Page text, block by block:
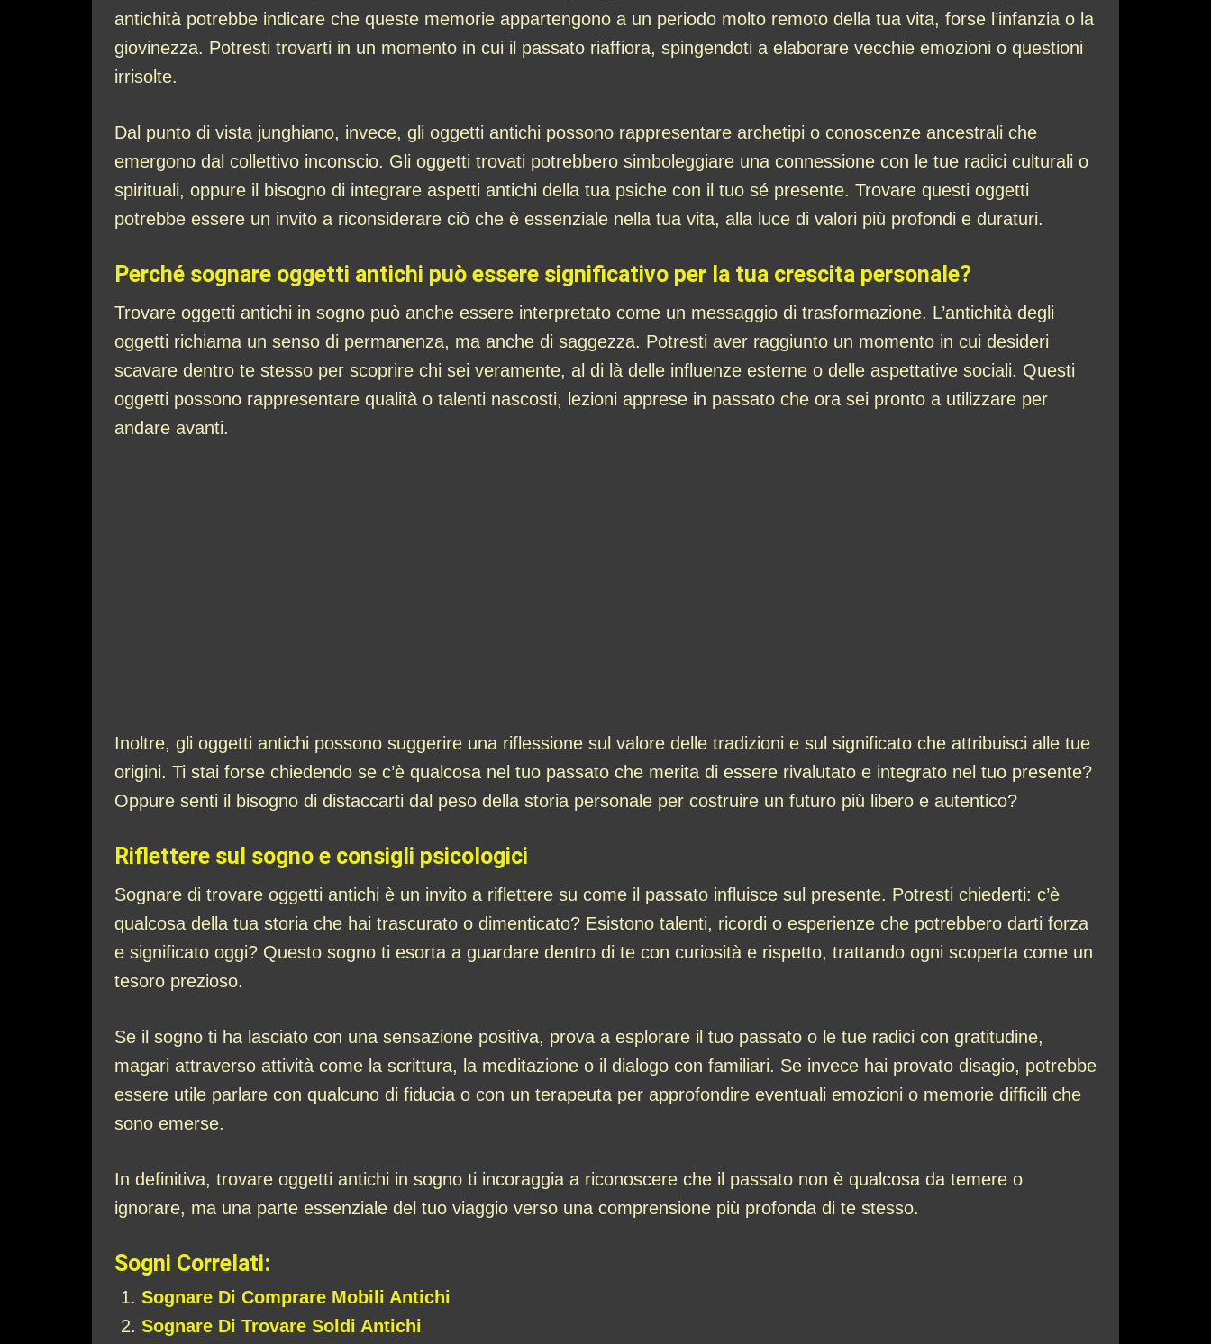
antichità potrebbe indicare che queste memorie appartengono a un periodo molto remoto della tua vita, forse l’infanzia o la
giovinezza. Potresti trovarti in un momento in cui il passato riaffiora, spingendoti a elaborare vecchie emozioni o questioni
irrisolte.
Dal punto di vista junghiano, invece, gli oggetti antichi possono rappresentare archetipi o conoscenze ancestrali che
emergono dal collettivo inconscio. Gli oggetti trovati potrebbero simboleggiare una connessione con le tue radici culturali o
spirituali, oppure il bisogno di integrare aspetti antichi della tua psiche con il tuo sé presente. Trovare questi oggetti
potrebbe essere un invito a riconsiderare ciò che è essenziale nella tua vita, alla luce di valori più profondi e duraturi.
Perché sognare oggetti antichi può essere significativo per la tua crescita personale?
Trovare oggetti antichi in sogno può anche essere interpretato come un messaggio di trasformazione. L’antichità degli
oggetti richiama un senso di permanenza, ma anche di saggezza. Potresti aver raggiunto un momento in cui desideri
scavare dentro te stesso per scoprire chi sei veramente, al di là delle influenze esterne o delle aspettative sociali. Questi
oggetti possono rappresentare qualità o talenti nascosti, lezioni apprese in passato che ora sei pronto a utilizzare per
andare avanti.
Inoltre, gli oggetti antichi possono suggerire una riflessione sul valore delle tradizioni e sul significato che attribuisci alle tue
origini. Ti stai forse chiedendo se c’è qualcosa nel tuo passato che merita di essere rivalutato e integrato nel tuo presente?
Oppure senti il bisogno di distaccarti dal peso della storia personale per costruire un futuro più libero e autentico?
Riflettere sul sogno e consigli psicologici
Sognare di trovare oggetti antichi è un invito a riflettere su come il passato influisce sul presente. Potresti chiederti: c’è
qualcosa della tua storia che hai trascurato o dimenticato? Esistono talenti, ricordi o esperienze che potrebbero darti forza
e significato oggi? Questo sogno ti esorta a guardare dentro di te con curiosità e rispetto, trattando ogni scoperta come un
tesoro prezioso.
Se il sogno ti ha lasciato con una sensazione positiva, prova a esplorare il tuo passato o le tue radici con gratitudine,
magari attraverso attività come la scrittura, la meditazione o il dialogo con familiari. Se invece hai provato disagio, potrebbe
essere utile parlare con qualcuno di fiducia o con un terapeuta per approfondire eventuali emozioni o memorie difficili che
sono emerse.
In definitiva, trovare oggetti antichi in sogno ti incoraggia a riconoscere che il passato non è qualcosa da temere o
ignorare, ma una parte essenziale del tuo viaggio verso una comprensione più profonda di te stesso.
Sogni Correlati:
Sognare Di Comprare Mobili Antichi
Sognare Di Trovare Soldi Antichi